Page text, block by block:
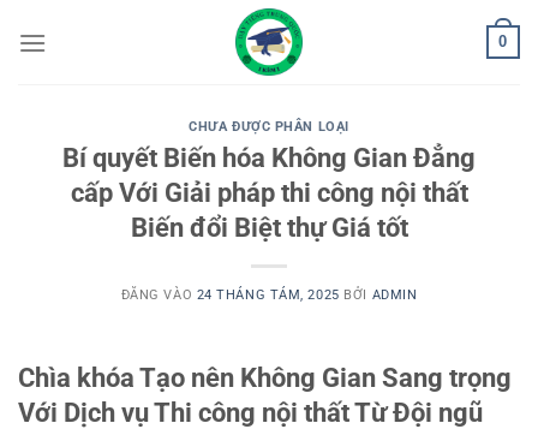
qua
0
CHƯA ĐƯỢC PHÂN LOẠI
Bí quyết Biến hóa Không Gian Đẳng
cấp Với Giải pháp thi công nội thất
Biến đổi Biệt thự Giá tốt
ĐĂNG VÀO 24 THÁNG TÁM, 2025 BỞI ADMIN
Chìa khóa Tạo nên Không Gian Sang trọng
Với Dịch vụ Thi công nội thất Từ Đội ngũ